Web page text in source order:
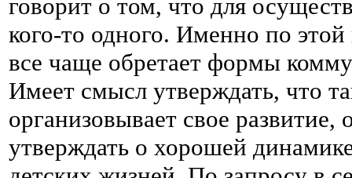
говорит о том, что для
кого-то одного. Именно по
все чаще обретает формы
Имеет смысл утверждать, что
организовывает свое
утверждать о хорошей